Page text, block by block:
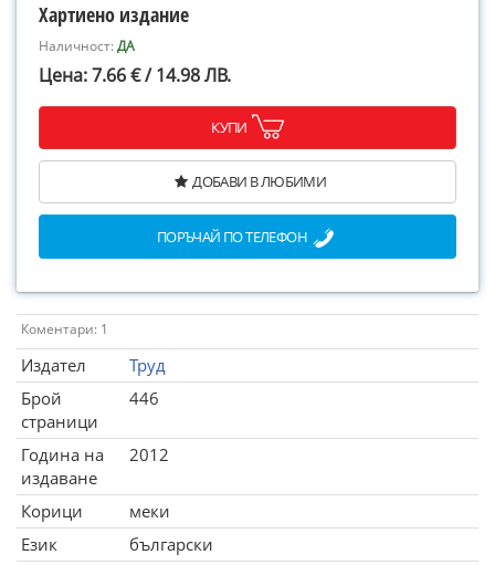
Хартиено издание
Наличност:ДА
Цена: 7.66 € / 14.98 ЛВ.
КУПИ
ДОБАВИ В ЛЮБИМИ
ПОРЪЧАЙ ПО ТЕЛЕФОН
Коментари: 1
Издател
Труд
Брой
страници
446
Година на
издаване
2012
Корици
меки
Език
български